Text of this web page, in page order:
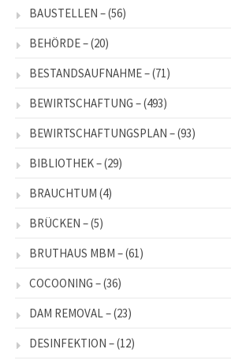
BAUSTELLEN –(56)
BEHÖRDE –(20)
BESTANDSAUFNAHME –(71)
BEWIRTSCHAFTUNG –(493)
BEWIRTSCHAFTUNGSPLAN –(93)
BIBLIOTHEK –(29)
BRAUCHTUM (4)
BRÜCKEN –(5)
BRUTHAUS MBM –(61)
COCOONING –(36)
DAM REMOVAL –(23)
DESINFEKTION –(12)